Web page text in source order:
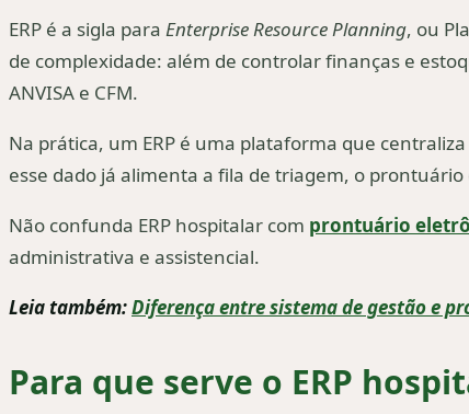
ERP é a sigla para Enterprise Resource Planning, ou
de complexidade: além de controlar finanças e
ANVISA e CFM.
Na prática, um ERP é uma plataforma que
esse dado já alimenta a fila de triagem, o
Não confunda ERP hospitalar com prontuário
administrativa e assistencial.
Leia também:Diferença entre sistema de gestão e
Para que serve o ERP